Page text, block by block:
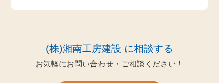
(株)湘南工房建設 に相談する
お気軽にお問い合わせ・ご相談ください！